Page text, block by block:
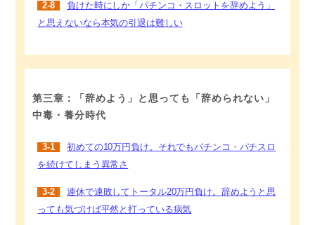
2-8
負けた時にしか「パチンコ・スロットを辞めよう」
と思えないなら本気の引退は難しい
第三章：「辞めよう」と思っても「辞められない」
中毒・養分時代
3-1
初めての10万円負け。それでもパチンコ・パチスロ
を続けてしまう異常さ
3-2
連休で連敗してトータル20万円負け。辞めようと思
っても気づけば平然と打っている病気